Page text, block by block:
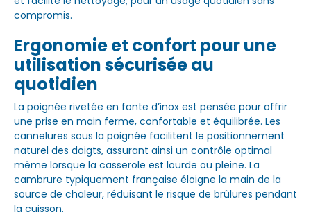
compromis.
Ergonomie et confort pour une
utilisation sécurisée au
quotidien
La poignée rivetée en fonte d’inox est pensée pour offrir
une prise en main ferme, confortable et équilibrée. Les
cannelures sous la poignée facilitent le positionnement
naturel des doigts, assurant ainsi un contrôle optimal
même lorsque la casserole est lourde ou pleine. La
cambrure typiquement française éloigne la main de la
source de chaleur, réduisant le risque de brûlures pendant
la cuisson.